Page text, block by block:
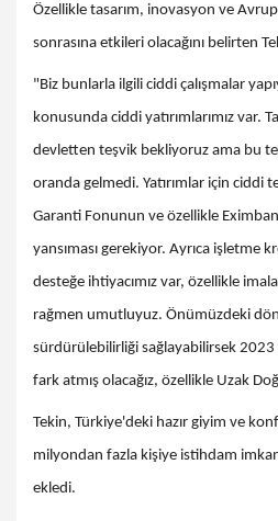
Özellikle tasarım, inovasyon ve
sonrasına etkileri olacağını belirten
"Biz bunlarla ilgili ciddi çalışmalar
konusunda ciddi yatırımlarımız var.
devletten teşvik bekliyoruz ama bu
oranda gelmedi. Yatırımlar için ciddi
Garanti Fonunun ve özellikle
yansıması gerekiyor. Ayrıca işletme
desteğe ihtiyacımız var, özellikle
rağmen umutluyuz. Önümüzdeki
sürdürülebilirliği sağlayabilirsek 2023
fark atmış olacağız, özellikle Uzak
Tekin, Türkiye'deki hazır giyim ve
milyondan fazla kişiye istihdam
ekledi.